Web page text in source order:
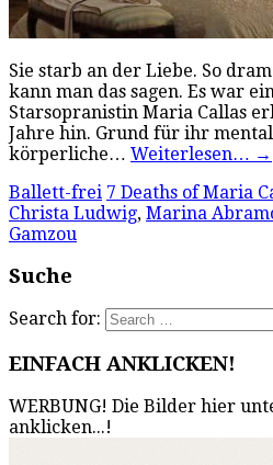
Sie starb an der Liebe. So
kann man das sagen. Es war
Starsopranistin Maria Callas
Jahre hin. Grund für ihr
körperliche… Weiterlesen… →
Ballett-frei 7 Deaths of Maria
Christa Ludwig, Marina
Gamzou
Suche
Search for:
EINFACH ANKLICKEN!
WERBUNG! Die Bilder hier
anklicken...!